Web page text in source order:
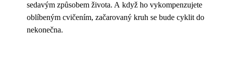
sedavým způsobem života. A když ho vykompenzujete
oblíbeným cvičením, začarovaný kruh se bude cyklit do
nekonečna.